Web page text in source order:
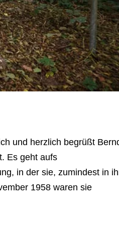
und herzlich begrüßt
Es geht aufs
in der sie, zumindest in
1958 waren sie